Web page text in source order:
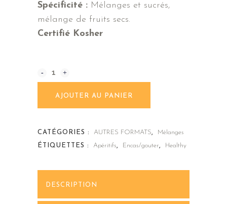
Spécificité : Mélanges et sucrés,
mélange de fruits secs.
Certifié Kosher
Mélange
200gr
quantity
AJOUTER AU PANIER
CATÉGORIES : AUTRES FORMATS,
Mélanges
ÉTIQUETTES :
Apéritifs, Encas/gouter, Healthy
DESCRIPTION